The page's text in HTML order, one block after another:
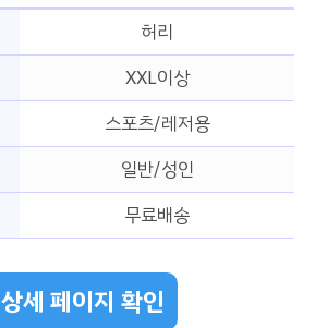
허리
XXL이상
스포츠/레저용
일반/성인
무료배송
상세 페이지 확인